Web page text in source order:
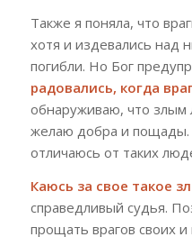
Также я поняла, что
хотя и издевались над
погибли. Но Бог
радовались, когда
обнаруживаю, что
желаю добра и пощады.
отличаюсь от таких
Каюсь за свое такое
справедливый судья.
прощать врагов своих